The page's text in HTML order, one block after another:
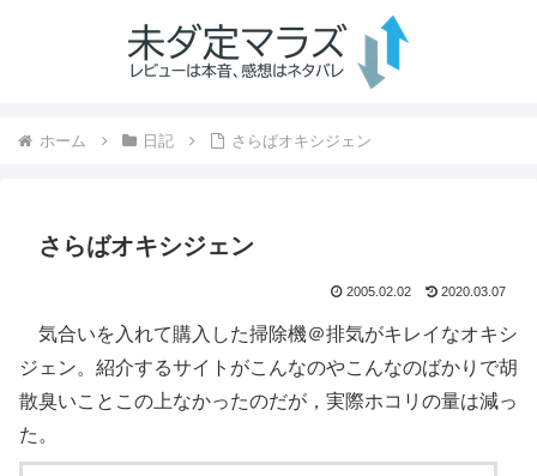
ホーム 日記 さらばオキシジェン
さらばオキシジェン
2005.02.02 2020.03.07
気合いを入れて購入した掃除機＠排気がキレイなオキシ
ジェン。紹介するサイトがこんなのやこんなのばかりで胡
散臭いことこの上なかったのだが，実際ホコリの量は減っ
た。